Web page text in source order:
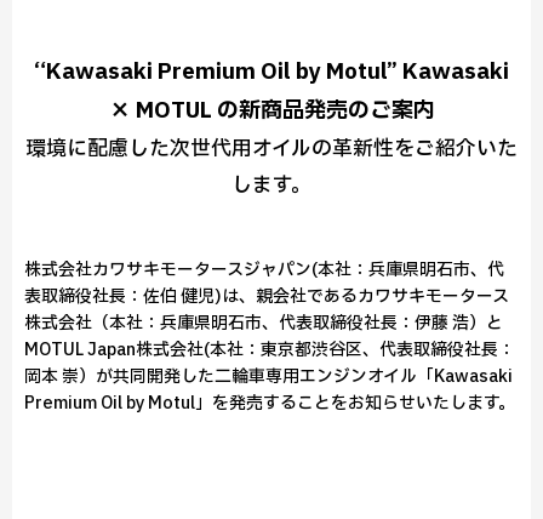
“Kawasaki Premium Oil by Motul” Kawasaki
× MOTUL の新商品発売のご案内
環境に配慮した次世代用オイルの革新性をご紹介いた
します。
株式会社カワサキモータースジャパン(本社：兵庫県明石市、代
表取締役社長：佐伯 健児)は、親会社であるカワサキモータース
株式会社（本社：兵庫県明石市、代表取締役社長：伊藤 浩）と
MOTUL Japan株式会社(本社：東京都渋谷区、代表取締役社長：
岡本 崇）が共同開発した二輪車専用エンジンオイル「Kawasaki
Premium Oil by Motul」を発売することをお知らせいたします。